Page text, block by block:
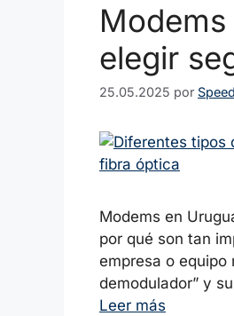
elegir
25.05.2025 por
Modems en
por qué son tan
empresa o equipo
demodulador” y
Leer más